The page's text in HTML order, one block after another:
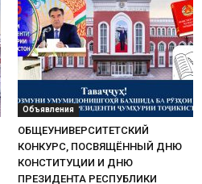
Объявления
ОБЩЕУНИВЕРСИТЕТСКИЙ
КОНКУРС, ПОСВЯЩЁННЫЙ ДНЮ
КОНСТИТУЦИИ И ДНЮ
ПРЕЗИДЕНТА РЕСПУБЛИКИ